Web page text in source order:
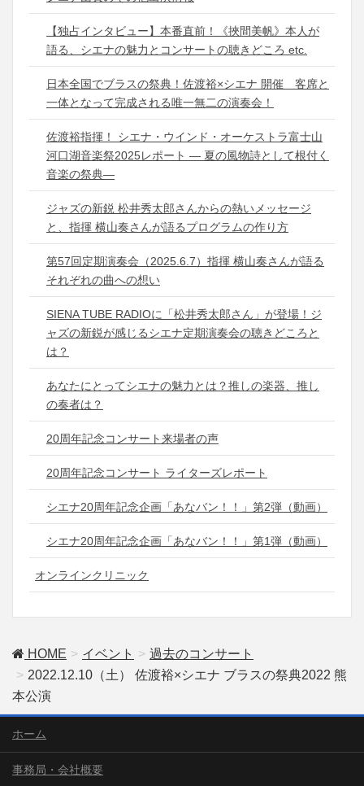
【独占インタビュー】本番直前！《挾間美帆》本人が
語る、シエナの魅力とコンサートの聴きどころ etc.
日本全国でブラスの祭典！佐渡裕×シエナ 開催 客席と
一体となって完成される唯一無二の演奏会！
佐渡裕指揮！ シエナ・ウインド・オーケストラ富士山
河口湖音楽祭2025レポート ― 夏の風物詩として根付く
音楽の祭典―
ジャズの新鋭 松井秀太郎さんからの熱いメッセージ
と、指揮 横山奏さんが語るプログラムの作り方
第57回定期演奏会（2025.6.7）指揮 横山奏さんが語る
それぞれの曲への想い
SIENA TUBE RADIOに「松井秀太郎さん」が登場！ジ
ャズの新鋭が感じるシエナ定期演奏会の聴きどころと
は？
あなたにとってシエナの魅力とは？推しの楽器、推し
の奏者は？
20周年記念コンサート来場者の声
20周年記念コンサート ライターズレポート
シエナ20周年記念企画「あなバン！！」第2弾（動画）
シエナ20周年記念企画「あなバン！！」第1弾（動画）
オンラインクリニック
HOME イベント
過去のコンサート
2022.12.10（土） 佐渡裕×シエナ ブラスの祭典2022 熊
本公演
ホーム
事務局・会社概要